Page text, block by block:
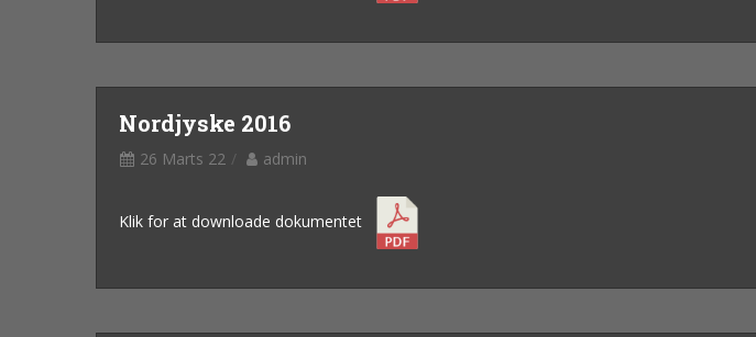
Nordjyske 2016
26 Marts 22 admin
Klik for at downloade dokumentet